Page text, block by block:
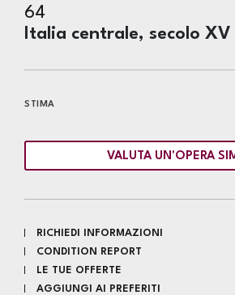
64
Italia centrale, secolo XV
STIMA
VALUTA UN'OPERA
RICHIEDI INFORMAZIONI
CONDITION REPORT
LE TUE OFFERTE
AGGIUNGI AI PREFERITI